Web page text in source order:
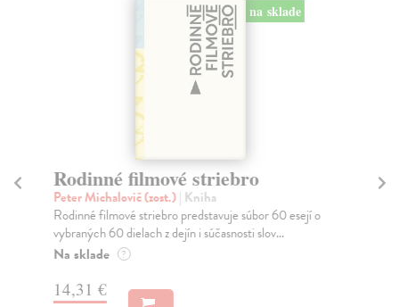
na sklade
Rodinné filmové striebro
Peter Michalovič (zost.)| Kniha
Rodinné filmové striebro predstavuje súbor 60 esejí o
vybraných 60 dielach z dejín i súčasnosti slov...
Na sklade ?
14,31 €